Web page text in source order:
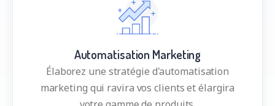
Automatisation Marketing
Élaborez une stratégie d'automatisation
marketing qui ravira vos clients et élargira